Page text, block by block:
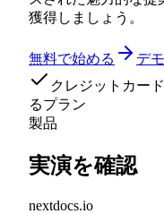
獲得しましょう。
無料で始める
デ
クレジットカー
るプラン
製品
実演を確認
nextdocs.io